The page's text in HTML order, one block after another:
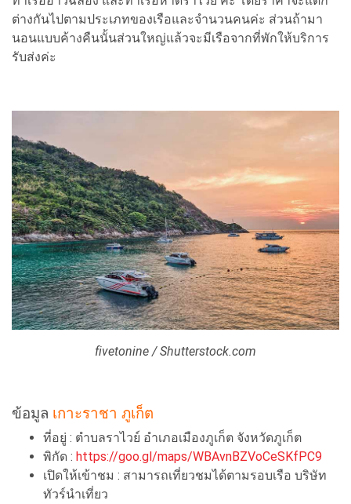
ต่างกันไปตามประเภทของเรือและจำนวนคนค่ะ ส่วนถ้ามา
นอนแบบค้างคืนนั้นส่วนใหญ่แล้วจะมีเรือจากที่พักให้บริการ
รับส่งค่ะ
fivetonine / Shutterstock.com
ข้อมูล เกาะราชา ภูเก็ต
ที่อยู่ : ตำบลราไวย์ อำเภอเมืองภูเก็ต จังหวัดภูเก็ต
พิกัด : https://goo.gl/maps/WBAvnBZVoCeSKfPC9
เปิดให้เข้าชม : สามารถเที่ยวชมได้ตามรอบเรือ บริษัท
ทัวร์นำเที่ยว